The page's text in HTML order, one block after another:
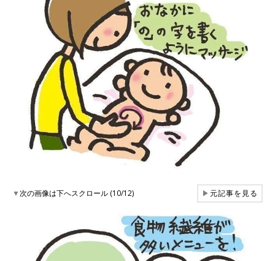
▼次の画像は下へスクロール (10/12) ▶元記事を見る